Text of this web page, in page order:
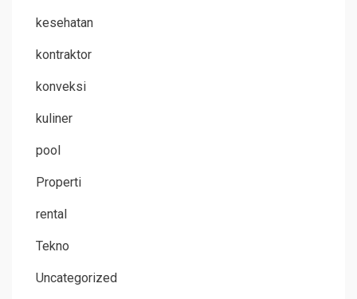
kesehatan
kontraktor
konveksi
kuliner
pool
Properti
rental
Tekno
Uncategorized